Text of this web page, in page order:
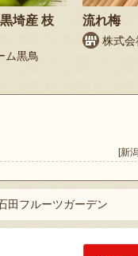
埼産 枝
ム黒鳥
流れ梅
株式会
[新
田フルーツガーデン